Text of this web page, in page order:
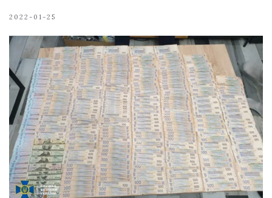
2022-01-25